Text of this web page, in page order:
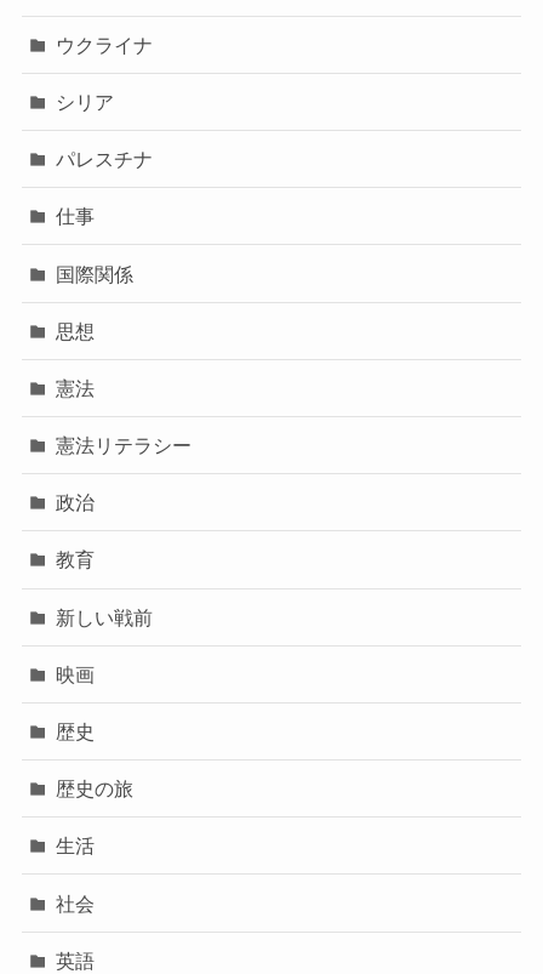
ウクライナ
シリア
パレスチナ
仕事
国際関係
思想
憲法
憲法リテラシー
政治
教育
新しい戦前
映画
歴史
歴史の旅
生活
社会
英語